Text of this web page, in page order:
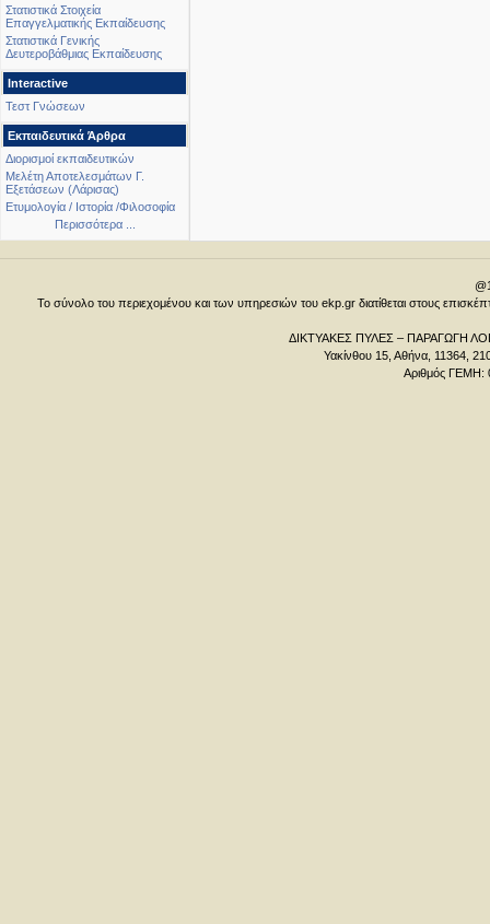
Στατιστικά Στοιχεία
Επαγγελματικής Εκπαίδευσης
Στατιστικά Γενικής
Δευτεροβάθμιας Εκπαίδευσης
Interactive
Τεστ Γνώσεων
Εκπαιδευτικά Άρθρα
Διορισμοί εκπαιδευτικών
Μελέτη Αποτελεσμάτων Γ.
Εξετάσεων (Λάρισας)
Ετυμολογία / Ιστορία /Φιλοσοφία
Περισσότερα ...
Το σύνολο του περιεχομένου και των υπηρεσιών του ekp.gr διατίθεται στους
ΔΙΚΤΥΑΚΕΣ ΠΥΛΕΣ – ΠΑΡΑΓΩΓΗ
Υακίνθου 15, Αθήνα, 11364,
Αριθμός ΓΕΜΗ: